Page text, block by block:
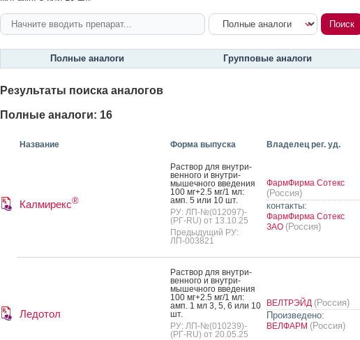
Полные аналоги Групповые аналоги
Результаты поиска аналогов
Полные аналоги: 16
Название Форма выпуска Владелец рег. уд.
Калмирекс®
Рас­твор для внут­ри­
вен­но­го и внут­ри­
мышеч­но­го вве­дения
100 мг+2.5 мг/1 мл:
амп. 5 или 10 шт.
РУ: ЛП-№(012097)-
(РГ-RU) от 13.10.25
Предыдущий РУ:
ЛП-003821
ФармФирма Сотекс
(Россия)
контакты:
ФармФирма Сотекс
ЗАО (Россия)
Ледотол
Рас­твор для внут­ри­
вен­но­го и внут­ри­
мышеч­но­го вве­дения
100 мг+2.5 мг/1 мл:
амп. 1 мл 3, 5, 6 или 10
шт.
РУ: ЛП-№(010239)-
(РГ-RU) от 20.05.25
ВЕЛТРЭЙД (Россия)
Произведено:
ВЕЛФАРМ (Россия)